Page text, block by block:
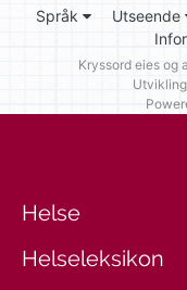
Språk Utseende
Kryssord eies og
Helse
Helseleksikon